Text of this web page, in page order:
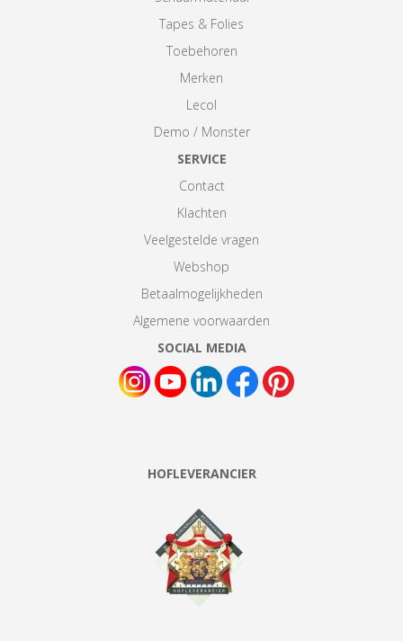
Tapes & Folies
Toebehoren
Merken
Lecol
Demo / Monster
SERVICE
Contact
Klachten
Veelgestelde vragen
Webshop
Betaalmogelijkheden
Algemene voorwaarden
SOCIAL MEDIA
HOFLEVERANCIER